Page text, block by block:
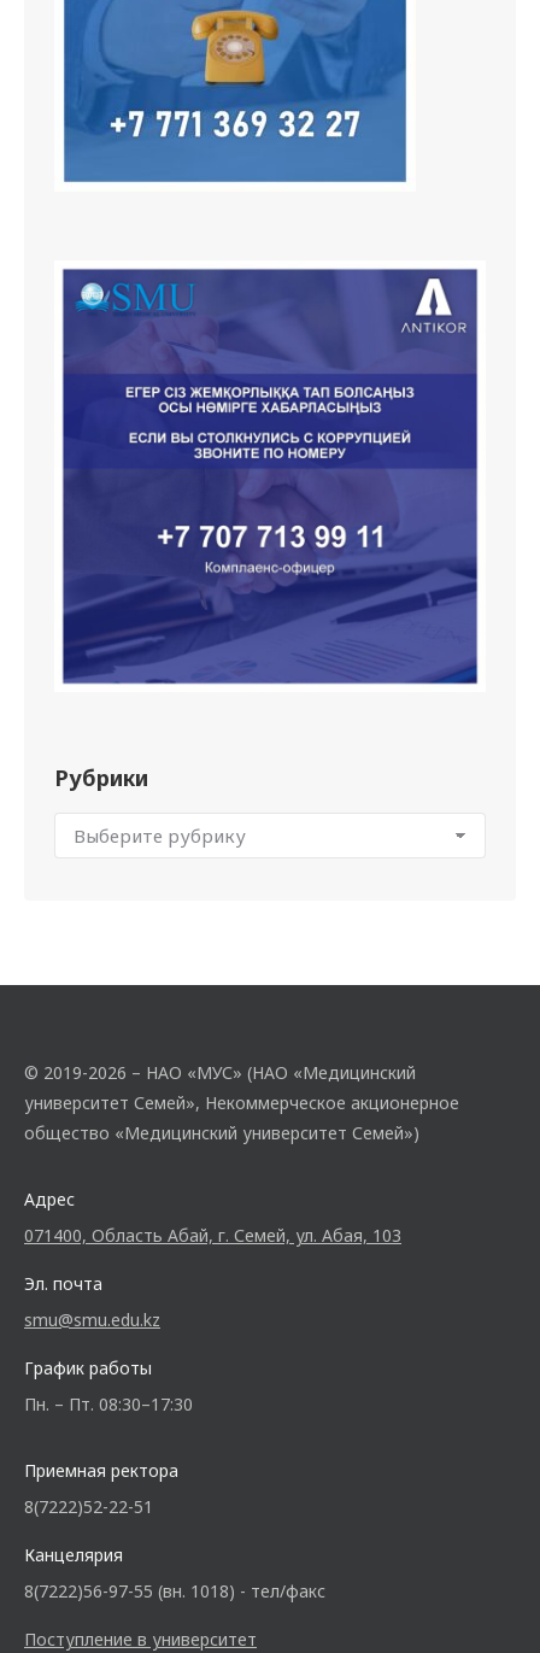
Рубрики
© 2019-2026 – НАО «МУС» (НАО «Медицинский
университет Семей», Некоммерческое акционерное
общество «Медицинский университет Семей»)
Адрес
071400, Область Абай, г. Семей, ул. Абая, 103
Эл. почта
smu@smu.edu.kz
График работы
Пн. – Пт. 08:30–17:30
Приемная ректора
8(7222)52-22-51
Канцелярия
8(7222)56-97-55 (вн. 1018) - тел/факс
Поступление в университет